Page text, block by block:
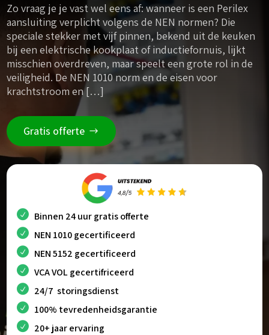
Zo vraag je je vast wel eens af: wanneer is een Perilex
aansluiting verplicht volgens de NEN normen? Die
speciale stekker met vijf pinnen, bekend uit de keuken
bij een elektrische kookplaat of inductiefornuis, lijkt
misschien overdreven, maar speelt een grote rol in de
veiligheid. De NEN 1010 norm en de eisen voor
krachtstroom en […]
Gratis offerte
Binnen 24 uur gratis offerte
NEN 1010 gecertificeerd
NEN 5152 gecertificeerd
VCA VOL gecertifriceerd
24/7 storingsdienst
100% tevredenheidsgarantie
20+ jaar ervaring